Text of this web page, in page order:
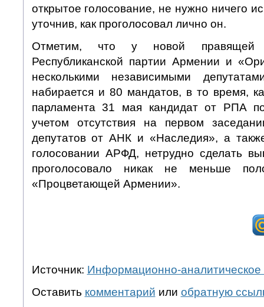
открытое голосование, не нужно ничего
уточнив, как проголосовал лично он.
Отметим, что у новой
Республиканской партии Армении и
несколькими независимыми
набирается и 80 мандатов, в то время,
парламента 31 мая кандидат от РПА
учетом отсутствия на первом
депутатов от АНК и «Наследия», а
голосовании АРФД, нетрудно сделать
проголосовало никак не меньше
«Процветающей Армении».
Источник: Информационно-аналитическое
Оставить комментарий или обратную